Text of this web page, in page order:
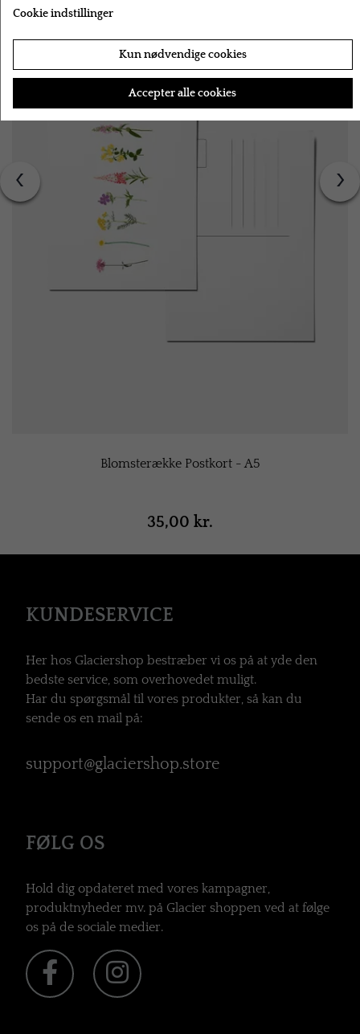
Blomsterække Postkort - A5
35,00 kr.
‹ ›
KUNDESERVICE
Her hos Glaciershop bestræber vi os på at yde den
bedste service, som overhovedet muligt.
Har du spørgsmål til vores produkter, så kan du
sende os en mail på:
support@glaciershop.store
FØLG OS
Hold dig opdateret med vores kampagner,
produktnyheder mv. på Glacier shoppen ved at følge
os på de sociale medier.
Cookie indstillinger
Kun nødvendige cookies
Accepter alle cookies